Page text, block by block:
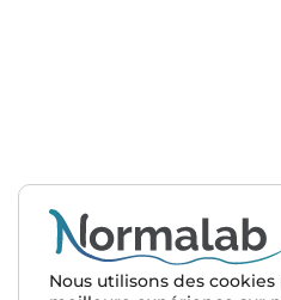
F-76190
Nous utilisons des